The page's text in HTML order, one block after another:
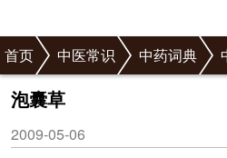
首页 中医常识 中药词典
泡囊草
2009-05-06